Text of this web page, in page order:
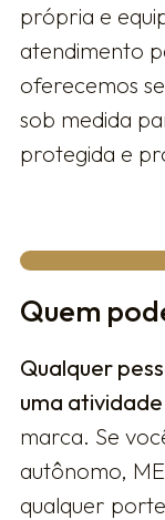
própria e
atendimento
oferecemos
sob medida
protegida e
Quem
Qualquer
uma
marca. Se
autônomo,
qualquer